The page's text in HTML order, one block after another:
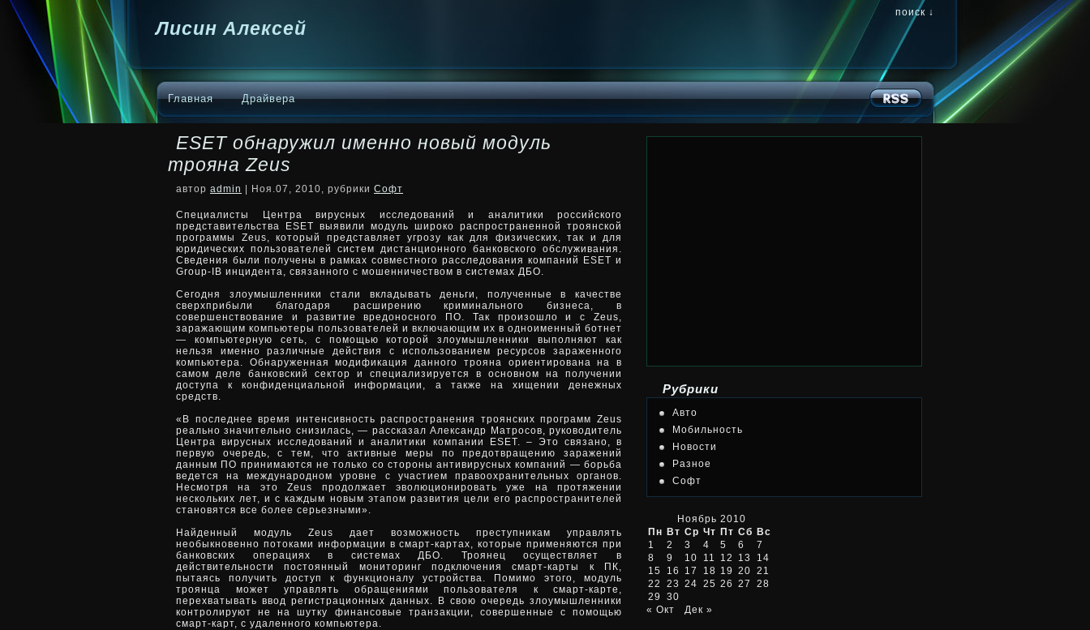
Лисин Алексей
поиск ↓
Главная Драйвера
ESET обнаружил именно новый модуль
трояна Zeus
автор admin | Ноя.07, 2010, рубрики Софт
Специалисты Центра вирусных исследований и аналитики российского
представительства ESET выявили модуль широко распространенной троянской
программы Zeus, который представляет угрозу как для физических, так и для
юридических пользователей систем дистанционного банковского обслуживания.
Сведения были получены в рамках совместного расследования компаний ESET и
Group-IB инцидента, связанного с мошенничеством в системах ДБО.
Сегодня злоумышленники стали вкладывать деньги, полученные в качестве
сверхприбыли благодаря расширению криминального бизнеса, в
совершенствование и развитие вредоносного ПО. Так произошло и с Zeus,
заражающим компьютеры пользователей и включающим их в одноименный ботнет
— компьютерную сеть, с помощью которой злоумышленники выполняют как
нельзя именно различные действия с использованием ресурсов зараженного
компьютера. Обнаруженная модификация данного трояна ориентирована на в
самом деле банковский сектор и специализируется в основном на получении
доступа к конфиденциальной информации, а также на хищении денежных
средств.
«В последнее время интенсивность распространения троянских программ Zeus
реально значительно снизилась, — рассказал Александр Матросов, руководитель
Центра вирусных исследований и аналитики компании ESET. – Это связано, в
первую очередь, с тем, что активные меры по предотвращению заражений
данным ПО принимаются не только со стороны антивирусных компаний — борьба
ведется на международном уровне с участием правоохранительных органов.
Несмотря на это Zeus продолжает эволюционировать уже на протяжении
нескольких лет, и с каждым новым этапом развития цели его распространителей
становятся все более серьезными».
Найденный модуль Zeus дает возможность преступникам управлять
необыкновенно потоками информации в смарт-картах, которые применяются при
банковских операциях в системах ДБО. Троянец осуществляет в
действительности постоянный мониторинг подключения смарт-карты к ПК,
пытаясь получить доступ к функционалу устройства. Помимо этого, модуль
троянца может управлять обращениями пользователя к смарт-карте,
перехватывать ввод регистрационных данных. В свою очередь злоумышленники
контролируют не на шутку финансовые транзакции, совершенные с помощью
смарт-карт, с удаленного компьютера.
Рубрики
Авто
Мобильность
Новости
Разное
Софт
Ноябрь 2010
Пн Вт Ср Чт Пт Сб Вс
1
2 3 4 5 6
7
8
9 10 11 12 13
14
15
16 17 18 19 20 21
22
23 24 25 26 27
28
29
30
« Окт
Дек »